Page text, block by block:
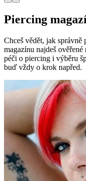
Piercing
Chceš vědět, jak
magazínu najdeš
péči o piercing i výběru
buď vždy o krok napřed.